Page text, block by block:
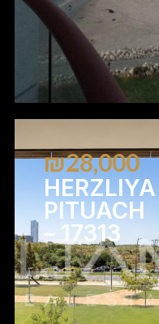
₪28,000
HERZLIYA
PITUACH
– 17313
4 3